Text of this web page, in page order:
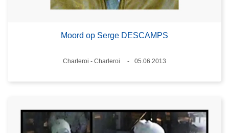
Moord op Serge DESCAMPS
Plaats
Charleroi - Charleroi
05.06.2013